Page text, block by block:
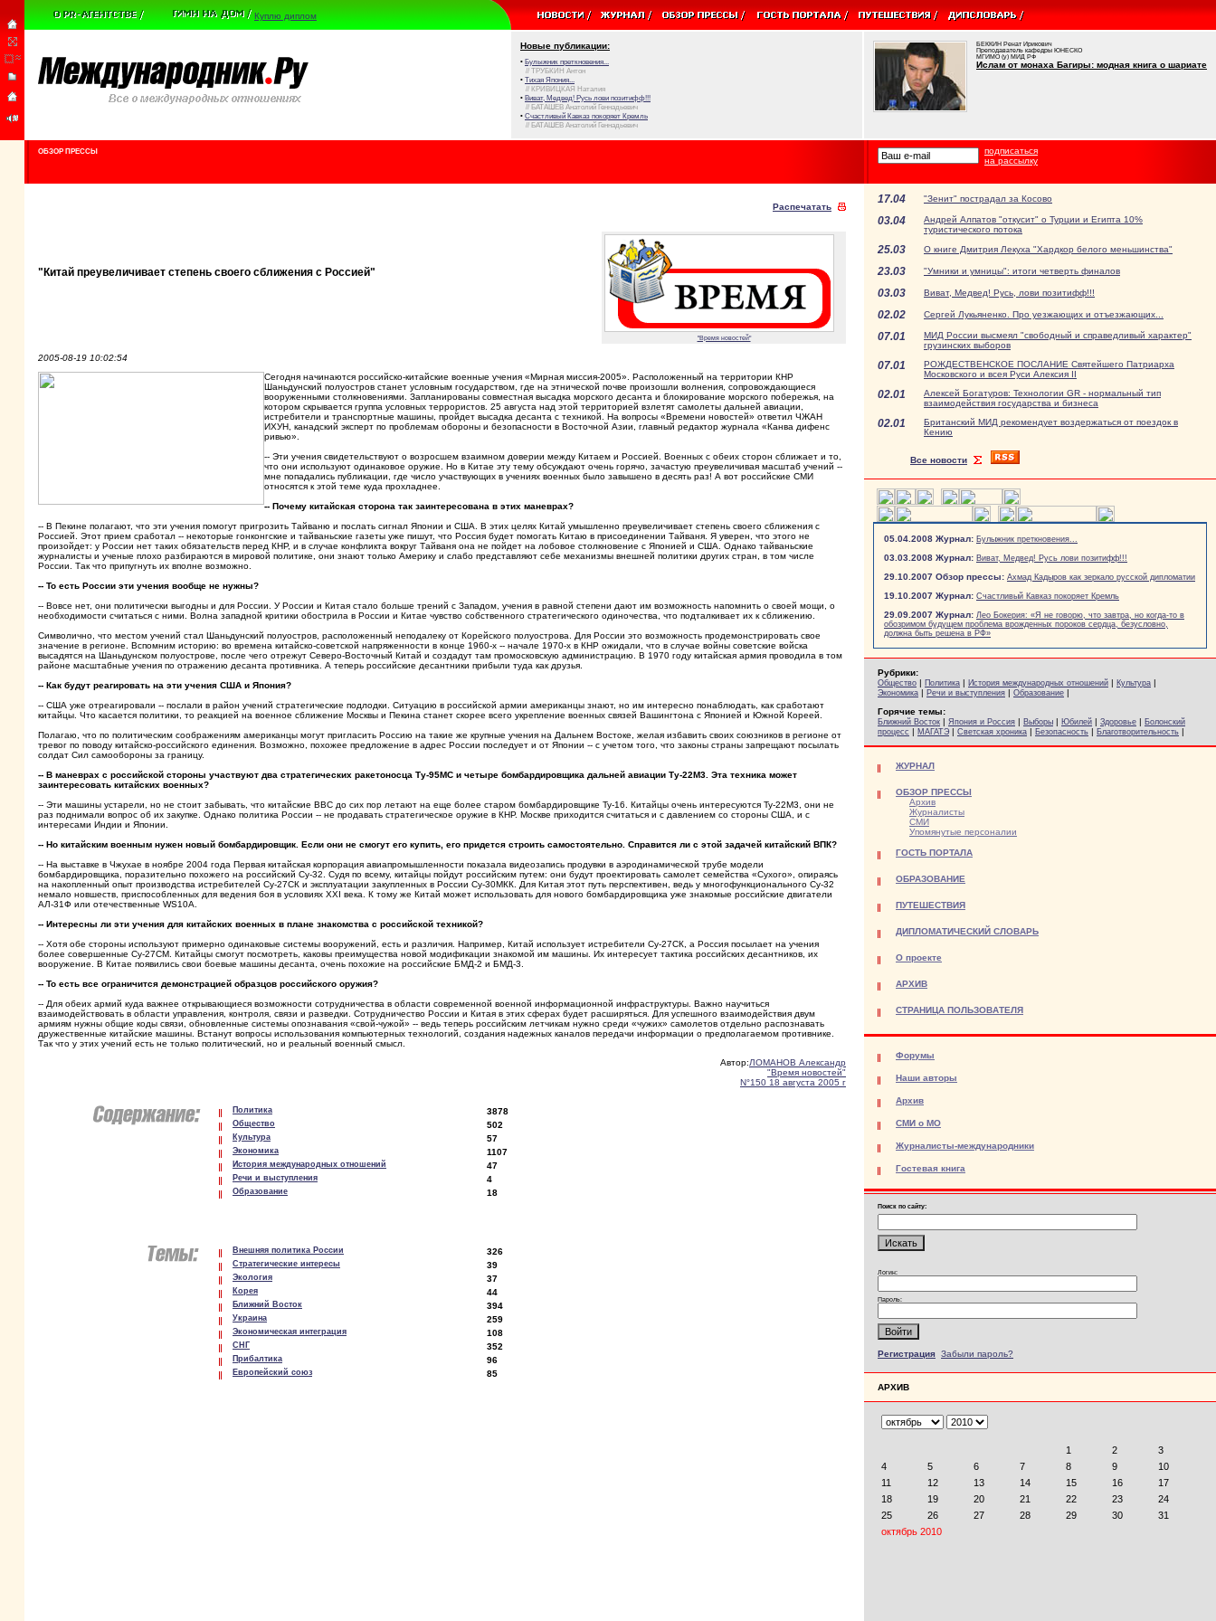
Куплю диплом
Новые публикации:
• Булыжник преткновения...
// ТРУБКИН Антон
• Тихая Япония...
// КРИВИЦКАЯ Наталия
• Виват, Медвед! Русь лови позитифф!!!
// БАТАШЕВ Анатолий Геннадьевич
• Счастливый Кавказ покоряет Кремль
// БАТАШЕВ Анатолий Геннадьевич
БЕККИН Ренат Ирикович
Преподаватель кафедры ЮНЕСКО
МГИМО (у) МИД РФ
Ислам от монаха Багиры: модная книга о шариате
ОБЗОР ПРЕССЫ
подписаться
на рассылку
Распечатать
"Китай преувеличивает степень своего сближения с Россией"
"Время новостей"
2005-08-19 10:02:54
Сегодня начинаются российско-китайские военные учения «Мирная миссия-2005». Расположенный на территории КНР
Шаньдунский полуостров станет условным государством, где на этнической почве произошли волнения, сопровождающиеся
вооруженными столкновениями. Запланированы совместная высадка морского десанта и блокирование морского побережья, на
котором скрывается группа условных террористов. 25 августа над этой территорией взлетят самолеты дальней авиации,
истребители и транспортные машины, пройдет высадка десанта с техникой. На вопросы «Времени новостей» ответил ЧЖАН
ИХУН, канадский эксперт по проблемам обороны и безопасности в Восточной Азии, главный редактор журнала «Канва дифенс
ривью».
-- Эти учения свидетельствуют о возросшем взаимном доверии между Китаем и Россией. Военных с обеих сторон сближает и то,
что они используют одинаковое оружие. Но в Китае эту тему обсуждают очень горячо, зачастую преувеличивая масштаб учений --
мне попадались публикации, где число участвующих в учениях военных было завышено в десять раз! А вот российские СМИ
относятся к этой теме куда прохладнее.
-- Почему китайская сторона так заинтересована в этих маневрах?
-- В Пекине полагают, что эти учения помогут пригрозить Тайваню и послать сигнал Японии и США. В этих целях Китай умышленно преувеличивает степень своего сближения с
Россией. Этот прием сработал -- некоторые гонконгские и тайваньские газеты уже пишут, что Россия будет помогать Китаю в присоединении Тайваня. Я уверен, что этого не
произойдет: у России нет таких обязательств перед КНР, и в случае конфликта вокруг Тайваня она не пойдет на лобовое столкновение с Японией и США. Однако тайваньские
журналисты и ученые плохо разбираются в мировой политике, они знают только Америку и слабо представляют себе механизмы внешней политики других стран, в том числе
России. Так что припугнуть их вполне возможно.
-- То есть России эти учения вообще не нужны?
-- Вовсе нет, они политически выгодны и для России. У России и Китая стало больше трений с Западом, учения в равной степени дают им возможность напомнить о своей мощи, о
необходимости считаться с ними. Волна западной критики обострила в России и Китае чувство собственного стратегического одиночества, что подталкивает их к сближению.
Символично, что местом учений стал Шаньдунский полуостров, расположенный неподалеку от Корейского полуострова. Для России это возможность продемонстрировать свое
значение в регионе. Вспомним историю: во времена китайско-советской напряженности в конце 1960-х -- начале 1970-х в КНР ожидали, что в случае войны советские войска
высадятся на Шаньдунском полуострове, после чего отрежут Северо-Восточный Китай и создадут там промосковскую администрацию. В 1970 году китайская армия проводила в том
районе масштабные учения по отражению десанта противника. А теперь российские десантники прибыли туда как друзья.
-- Как будут реагировать на эти учения США и Япония?
-- США уже отреагировали -- послали в район учений стратегические подлодки. Ситуацию в российской армии американцы знают, но им интересно понаблюдать, как сработают
китайцы. Что касается политики, то реакцией на военное сближение Москвы и Пекина станет скорее всего укрепление военных связей Вашингтона с Японией и Южной Кореей.
Полагаю, что по политическим соображениям американцы могут пригласить Россию на такие же крупные учения на Дальнем Востоке, желая избавить своих союзников в регионе от
тревог по поводу китайско-российского единения. Возможно, похожее предложение в адрес России последует и от Японии -- с учетом того, что законы страны запрещают посылать
солдат Сил самообороны за границу.
-- В маневрах с российской стороны участвуют два стратегических ракетоносца Ту-95МС и четыре бомбардировщика дальней авиации Ту-22М3. Эта техника может
заинтересовать китайских военных?
-- Эти машины устарели, но не стоит забывать, что китайские ВВС до сих пор летают на еще более старом бомбардировщике Ту-16. Китайцы очень интересуются Ту-22М3, они не
раз поднимали вопрос об их закупке. Однако политика России -- не продавать стратегическое оружие в КНР. Москве приходится считаться и с давлением со стороны США, и с
интересами Индии и Японии.
-- Но китайским военным нужен новый бомбардировщик. Если они не смогут его купить, его придется строить самостоятельно. Справится ли с этой задачей китайский ВПК?
-- На выставке в Чжухае в ноябре 2004 года Первая китайская корпорация авиапромышленности показала видеозапись продувки в аэродинамической трубе модели
бомбардировщика, поразительно похожего на российский Су-32. Судя по всему, китайцы пойдут российским путем: они будут проектировать самолет семейства «Сухого», опираясь
на накопленный опыт производства истребителей Су-27СК и эксплуатации закупленных в России Су-30МКК. Для Китая этот путь перспективен, ведь у многофункционального Су-32
немало новшеств, приспособленных для ведения боя в условиях XXI века. К тому же Китай может использовать для нового бомбардировщика уже знакомые российские двигатели
АЛ-31Ф или отечественные WS10A.
-- Интересны ли эти учения для китайских военных в плане знакомства с российской техникой?
-- Хотя обе стороны используют примерно одинаковые системы вооружений, есть и различия. Например, Китай использует истребители Су-27СК, а Россия посылает на учения
более совершенные Су-27СМ. Китайцы смогут посмотреть, каковы преимущества новой модификации знакомой им машины. Их интересует тактика российских десантников, их
вооружение. В Китае появились свои боевые машины десанта, очень похожие на российские БМД-2 и БМД-3.
-- То есть все ограничится демонстрацией образцов российского оружия?
-- Для обеих армий куда важнее открывающиеся возможности сотрудничества в области современной военной информационной инфраструктуры. Важно научиться
взаимодействовать в области управления, контроля, связи и разведки. Сотрудничество России и Китая в этих сферах будет расширяться. Для успешного взаимодействия двум
армиям нужны общие коды связи, обновленные системы опознавания «свой-чужой» -- ведь теперь российским летчикам нужно среди «чужих» самолетов отдельно распознавать
дружественные китайские машины. Встанут вопросы использования компьютерных технологий, создания надежных каналов передачи информации о предполагаемом противнике.
Так что у этих учений есть не только политический, но и реальный военный смысл.
Автор:ЛОМАНОВ Александр
"Время новостей"
N°150 18 августа 2005 г
Политика 3878
Общество 502
Культура 57
Экономика 1107
История международных отношений 47
Речи и выступления 4
Образование 18
Внешняя политика России 326
Стратегические интересы 39
Экология 37
Корея 44
Ближний Восток 394
Украина 259
Экономическая интеграция 108
СНГ 352
Прибалтика 96
Европейский союз 85
17.04 "Зенит" пострадал за Косово
03.04
Андрей Алпатов "откусит" о Турции и Египта 10%
туристического потока
25.03 О книге Дмитрия Лекуха "Хардкор белого меньшинства"
23.03 "Умники и умницы": итоги четверть финалов
03.03 Виват, Медвед! Русь, лови позитифф!!!
02.02 Сергей Лукьяненко. Про уезжающих и отъезжающих...
07.01
МИД России высмеял "свободный и справедливый характер"
грузинских выборов
07.01
РОЖДЕСТВЕНСКОЕ ПОСЛАНИЕ Святейшего Патриарха
Московского и всея Руси Алексия II
02.01
Алексей Богатуров: Технологии GR - нормальный тип
взаимодействия государства и бизнеса
02.01
Британский МИД рекомендует воздержаться от поездок в
Кению
Все новости
05.04.2008 Журнал: Булыжник преткновения...
03.03.2008 Журнал: Виват, Медвед! Русь лови позитифф!!!
29.10.2007 Обзор прессы: Ахмад Кадыров как зеркало русской дипломатии
19.10.2007 Журнал: Счастливый Кавказ покоряет Кремль
29.09.2007 Журнал: Лео Бокерия: «Я не говорю, что завтра, но когда-то в
обозримом будущем проблема врожденных пороков сердца, безусловно,
должна быть решена в РФ»
Рубрики:
Общество | Политика | История международных отношений | Культура |
Экономика | Речи и выступления | Образование |
Горячие темы:
Ближний Восток | Япония и Россия | Выборы | Юбилей | Здоровье | Болонский
процесс | МАГАТЭ | Светская хроника | Безопасность | Благотворительность |
ЖУРНАЛ
ОБЗОР ПРЕССЫ
Архив
Журналисты
СМИ
Упомянутые персоналии
ГОСТЬ ПОРТАЛА
ОБРАЗОВАНИЕ
ПУТЕШЕСТВИЯ
ДИПЛОМАТИЧЕСКИЙ СЛОВАРЬ
О проекте
АРХИВ
СТРАНИЦА ПОЛЬЗОВАТЕЛЯ
Форумы
Наши авторы
Архив
СМИ о МО
Журналисты-международники
Гостевая книга
Поиск по сайту:
Логин:
Пароль:
Регистрация Забыли пароль?
АРХИВ